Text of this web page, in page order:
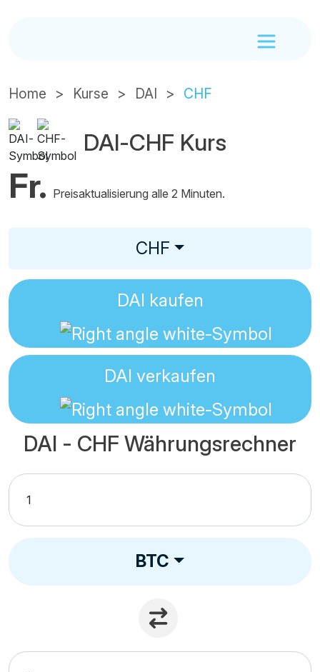
Home Kurse DAI CHF
DAI-CHF Kurs
Fr. Preisaktualisierung alle 2 Minuten.
CHF
DAI kaufen
DAI verkaufen
DAI - CHF Währungsrechner
BTC